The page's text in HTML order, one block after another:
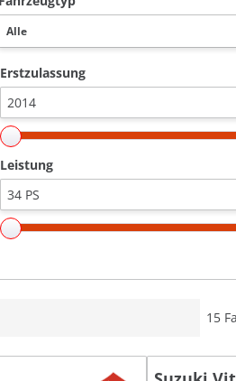
Erstzulassung
Leistung
15